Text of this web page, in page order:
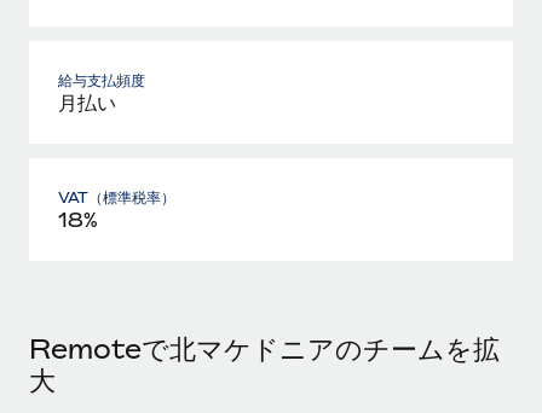
給与支払頻度
月払い
VAT（標準税率）
18%
Remoteで北マケドニアのチームを拡
大